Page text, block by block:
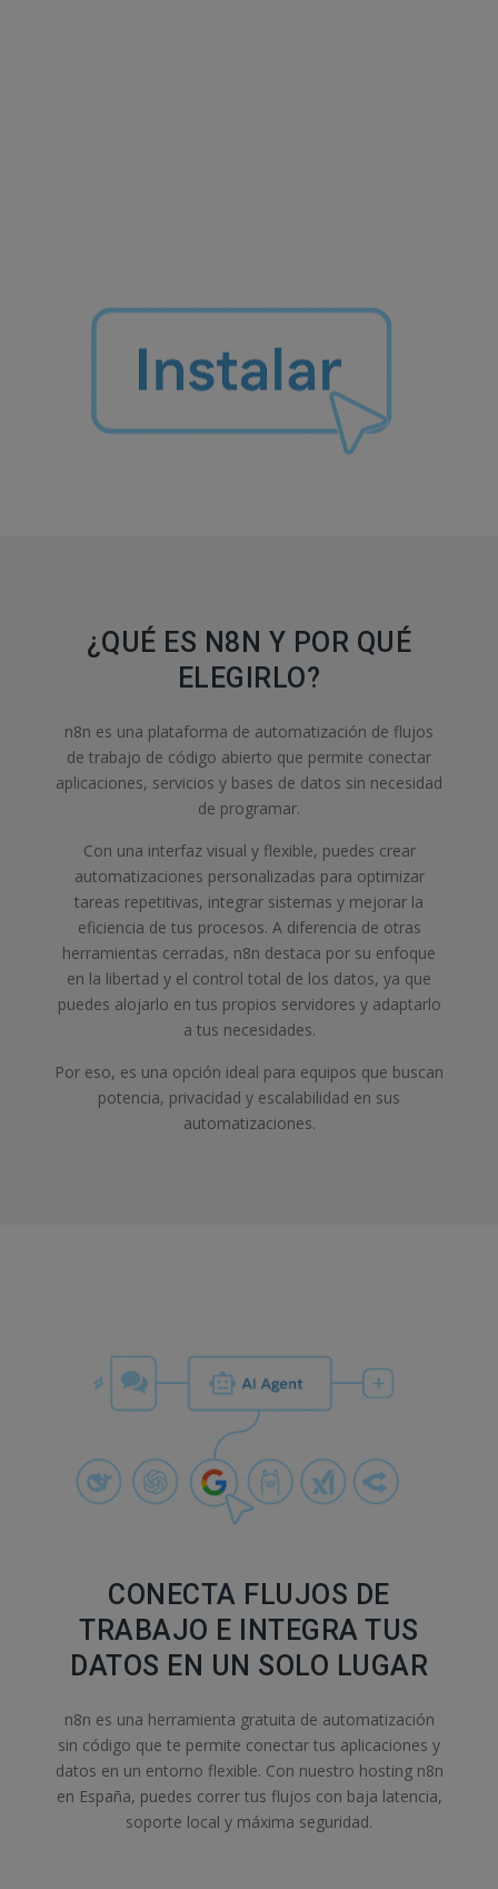
¿QUÉ ES N8N Y POR QUÉ
ELEGIRLO?
n8n es una plataforma de automatización de flujos
de trabajo de código abierto que permite conectar
aplicaciones, servicios y bases de datos sin necesidad
de programar.
Con una interfaz visual y flexible, puedes crear
automatizaciones personalizadas para optimizar
tareas repetitivas, integrar sistemas y mejorar la
eficiencia de tus procesos. A diferencia de otras
herramientas cerradas, n8n destaca por su enfoque
en la libertad y el control total de los datos, ya que
puedes alojarlo en tus propios servidores y adaptarlo
a tus necesidades.
Por eso, es una opción ideal para equipos que buscan
potencia, privacidad y escalabilidad en sus
automatizaciones.
CONECTA FLUJOS DE
TRABAJO E INTEGRA TUS
DATOS EN UN SOLO LUGAR
n8n es una herramienta gratuita de automatización
sin código que te permite conectar tus aplicaciones y
datos en un entorno flexible. Con nuestro hosting n8n
en España, puedes correr tus flujos con baja latencia,
soporte local y máxima seguridad.